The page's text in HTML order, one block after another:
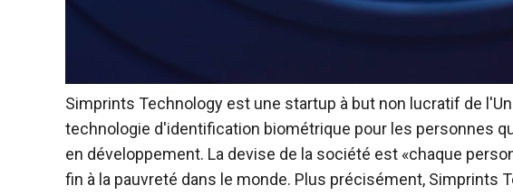
Simprints Technology est une startup à but non lucratif de
technologie d'identification biométrique pour les personnes
en développement. La devise de la société est «chaque
fin à la pauvreté dans le monde. Plus précisément, Simprints